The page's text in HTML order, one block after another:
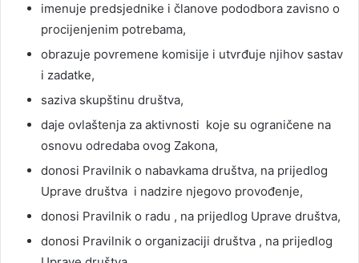
imenuje predsjednike i članove pododbora zavisno o
procijenjenim potrebama,
obrazuje povremene komisije i utvrđuje njihov sastav
i zadatke,
saziva skupštinu društva,
daje ovlaštenja za aktivnosti koje su ograničene na
osnovu odredaba ovog Zakona,
donosi Pravilnik o nabavkama društva, na prijedlog
Uprave društva i nadzire njegovo provođenje,
donosi Pravilnik o radu , na prijedlog Uprave društva,
donosi Pravilnik o organizaciji društva , na prijedlog